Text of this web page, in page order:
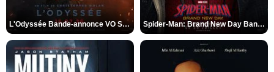
L'Odyssée Bande-annonce VO STFR Spider-Man: Brand New Day Bande-annonce VO STFR